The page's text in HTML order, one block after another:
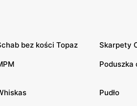
bez kości Topaz Skarpety
Poduszka
Pudło